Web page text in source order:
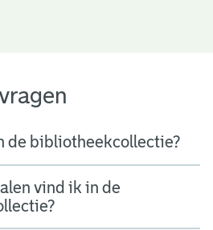
de bibliotheekcollectie?
vind ik in de